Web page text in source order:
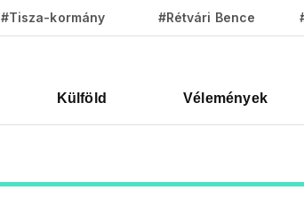
#Tisza-kormány #Rétvári Bence
Külföld Vélemények